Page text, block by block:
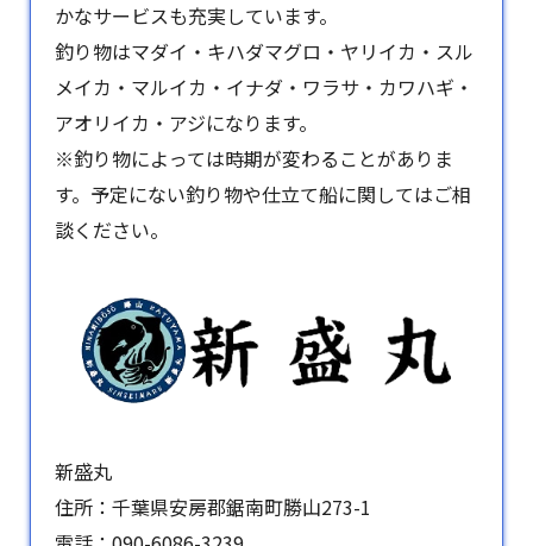
かなサービスも充実しています。
釣り物はマダイ・キハダマグロ・ヤリイカ・スル
メイカ・マルイカ・イナダ・ワラサ・カワハギ・
アオリイカ・アジになります。
※釣り物によっては時期が変わることがありま
す。予定にない釣り物や仕立て船に関してはご相
談ください。
新盛丸
住所：千葉県安房郡鋸南町勝山273-1